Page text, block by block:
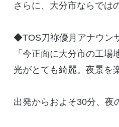
さらに、大分市ならでは
◆TOS刀祢優月アナウン
「今正面に大分市の工
光がとても綺麗。夜景を
出発からおよそ30分、夜